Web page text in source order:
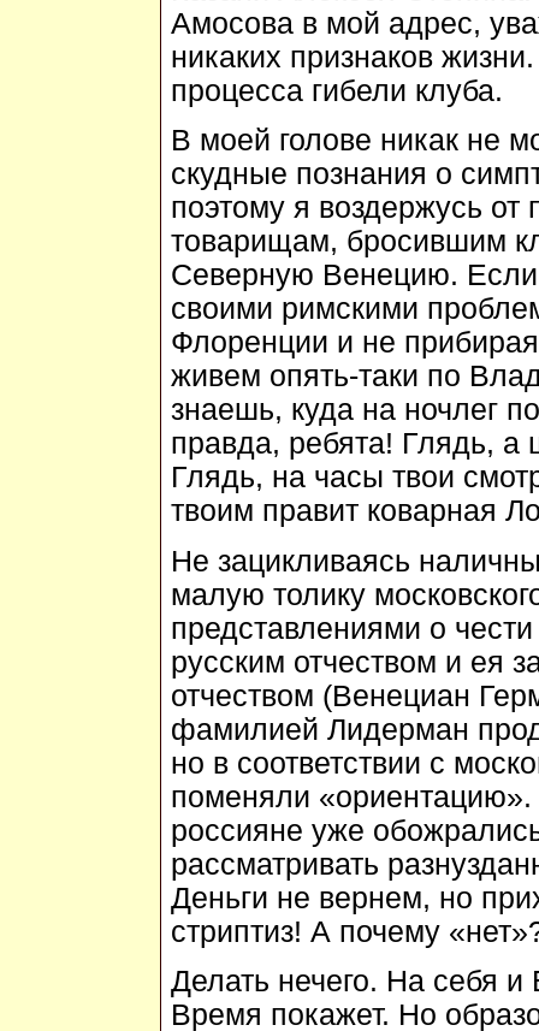
Амосова в мой адрес,
никаких признаков
процесса гибели клуба.
В моей голове никак не
скудные познания о
поэтому я воздержусь от
товарищам, бросившим
Северную Венецию.
своими римскими
Флоренции и не
живем опять-таки по
знаешь, куда на ночлег
правда, ребята! Глядь, а
Глядь, на часы твои
твоим правит коварная
Не зацикливаясь
малую толику
представлениями о
русским отчеством и ея
отчеством (Венециан
фамилией Лидерман
но в соответствии с
поменяли «ориентацию».
россияне уже
рассматривать
Деньги не вернем, но
стриптиз! А почему
Делать нечего. На себя
Время покажет. Но